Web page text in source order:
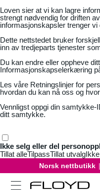
Loven sier at vi kan lagre
strengt nødvendig for driften
informasjonskapsler trenger vi
Dette nettstedet bruker
inn av tredjeparts tjenester
Du kan endre eller oppheve
Informasjonskapselerkæring
Les våre Retningslinjer for
hvordan du kan nå oss og
Vennligst oppgi din samtykke-
ditt samtykke.
Ikke selg eller del
Tillat alleTilpassTillat utvalg
Norsk nettbutikk |